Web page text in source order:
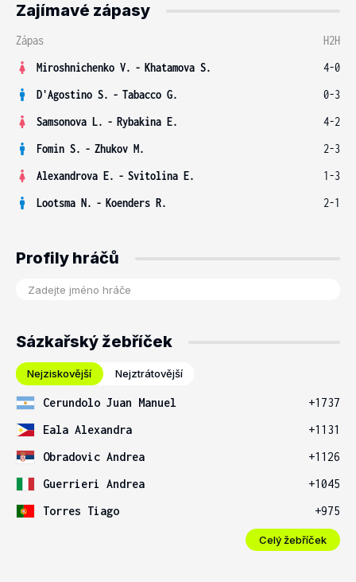
Zajímavé zápasy
Zápas
H2H
Miroshnichenko V. - Khatamova S.
4-0
D'Agostino S. - Tabacco G.
0-3
Samsonova L. - Rybakina E.
4-2
Fomin S. - Zhukov M.
2-3
Alexandrova E. - Svitolina E.
1-3
Lootsma N. - Koenders R. 2-1
Profily hráčů
Sázkařský žebříček
Nejziskovější Nejztrátovější
Cerundolo Juan Manuel
+1737
Eala Alexandra
+1131
Obradovic Andrea
+1126
Guerrieri Andrea
+1045
Torres Tiago
+975
Celý žebříček